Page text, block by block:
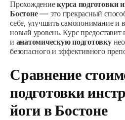
Прохождениекурса подготовки
Бостоне— это прекрасный
себе, улучшить самопонимание и
новый уровень. Курс предоставит
и анатомическую подготовку
безопасного и эффективного
Сравнение
подготовки
йоги в Бостоне